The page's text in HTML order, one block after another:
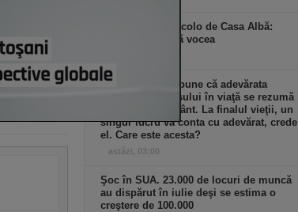
Washington, dincolo de Casa Albă:
puterea nu ridică vocea
Warren Buffett spune că adevărata
măsură a succesului în viaţă se rezumă
la un singur cuvânt. La finalul vieţii, un
singur lucru va conta cu adevărat, crede
el. Care este acesta?
astăzi, 03:00
Şoc în SUA. 23.000 de locuri de muncă
au dispărut în iulie deşi se estima o
creştere de 100.000